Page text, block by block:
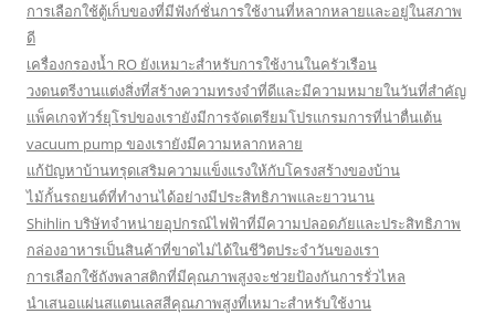
การเลือกใช้ตู้เก็บของที่มีฟังก์ชั่นการใช้งานที่หลากหลายและอยู่ในสภาพ
ดี
เครื่องกรองน้ำ RO ยังเหมาะสำหรับการใช้งานในครัวเรือน
วงดนตรีงานแต่งสิ่งที่สร้างความทรงจำที่ดีและมีความหมายในวันที่สำคัญ
แพ็คเกจทัวร์ยุโรปของเรายังมีการจัดเตรียมโปรแกรมการที่น่าตื่นเต้น
vacuum pump ของเรายังมีความหลากหลาย
แก้ปัญหาบ้านทรุดเสริมความแข็งแรงให้กับโครงสร้างของบ้าน
ไม้กั้นรถยนต์ที่ทำงานได้อย่างมีประสิทธิภาพและยาวนาน
Shihlin บริษัทจำหน่ายอุปกรณ์ไฟฟ้าที่มีความปลอดภัยและประสิทธิภาพ
กล่องอาหารเป็นสินค้าที่ขาดไม่ได้ในชีวิตประจำวันของเรา
การเลือกใช้ถังพลาสติกที่มีคุณภาพสูงจะช่วยป้องกันการรั่วไหล
นำเสนอแผ่นสแตนเลสสีคุณภาพสูงที่เหมาะสำหรับใช้งาน